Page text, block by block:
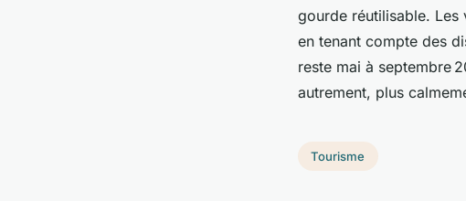
gourde réutilisable. Les
en tenant compte des
reste mai à septembre
autrement, plus
Tourisme